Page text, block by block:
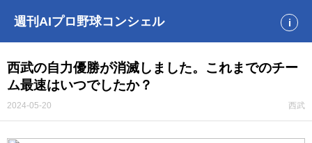
週刊AIプロ野球コンシェル i
西武の自力優勝が消滅しました。これまでのチー
ム最速はいつでしたか？
2024-05-20 西武